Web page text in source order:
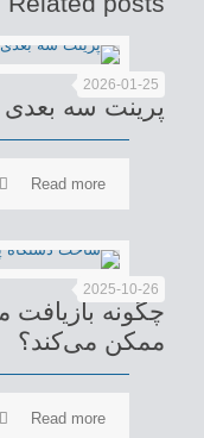
2026-01-25
پرینت سه
Read more
2025-10-26
ممکن می‌کند؟
Read more